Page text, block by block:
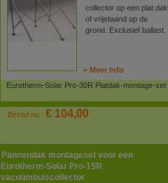
collector op een plat dak
of vrijstaand op de
grond. Exclusief ballast.
Meer Info
Eurotherm-Solar Pro-30R Platdak-montage-set
Bestel nu : € 104,00
Pannendak montageset voor een
Eurotherm-Solar Pro-15R
vacuümbuiscollector